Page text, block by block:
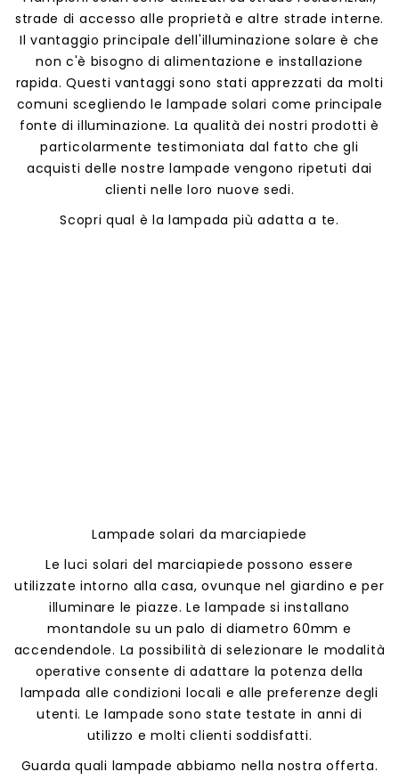
strade di accesso alle proprietà e altre strade interne.
Il vantaggio principale dell'illuminazione solare è che
non c'è bisogno di alimentazione e installazione
rapida. Questi vantaggi sono stati apprezzati da molti
comuni scegliendo le lampade solari come principale
fonte di illuminazione. La qualità dei nostri prodotti è
particolarmente testimoniata dal fatto che gli
acquisti delle nostre lampade vengono ripetuti dai
clienti nelle loro nuove sedi.
Scopri qual è la lampada più adatta a te.
Lampade solari da marciapiede
Le luci solari del marciapiede possono essere
utilizzate intorno alla casa, ovunque nel giardino e per
illuminare le piazze. Le lampade si installano
montandole su un palo di diametro 60mm e
accendendole. La possibilità di selezionare le modalità
operative consente di adattare la potenza della
lampada alle condizioni locali e alle preferenze degli
utenti. Le lampade sono state testate in anni di
utilizzo e molti clienti soddisfatti.
Guarda quali lampade abbiamo nella nostra offerta.